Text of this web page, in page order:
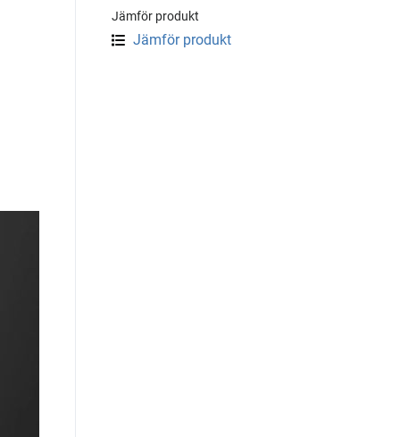
Jämför produkt
Jämför produkt